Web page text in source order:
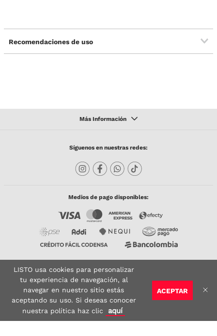
AGREGAR AL CARRITO
Recomendaciones de uso
Síguenos en nuestras redes:
Medios de pago disponibles:
Copyright © 2023 TODACO S.A.S. Listo Mundo Cerámico. All Rights Reserved. Powered
by
Sitio seguro: Vigilado por: Certificado:
ACEPTAR
LISTO usa cookies para personalizar
tu experiencia de navegación, al
navegar en nuestro sitio estás
aceptando su uso. Si deseas conocer
nuestra política haz clic
aquí